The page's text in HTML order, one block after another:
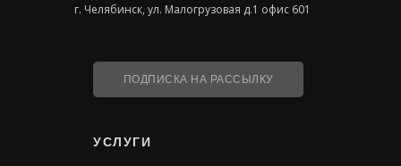
УСЛУГИ
ПОДПИСКА НА РАССЫЛКУ
г. Челябинск, ул. Малогрузовая д.1 офис 601